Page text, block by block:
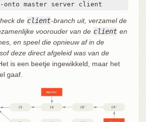
master server client
de client-branch uit, verzamel de
voorouder van de client en
en speel die opnieuw af in de
deze direct afgeleid was van de
is een beetje ingewikkeld, maar het
gaaf.